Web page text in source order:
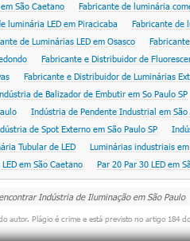
São Caetano
Fabricante de luminária
luminária LED em Piracicaba
Fabricante de
de Luminárias LED em Osasco
Fabricante e Distribuidor de
Fabricante e Distribuidor de Luminárias
de Balizador de Embutir em So Paulo SP
Indústria de Pendente Industrial em São
de Spot Externo em São Paulo SP
Tubular de LED Luminárias industriais
em São Caetano Par 20 Par 30 LED em
Indústria de Iluminação em São Paulo
autor. Plágio é crime e está previsto no artigo 184